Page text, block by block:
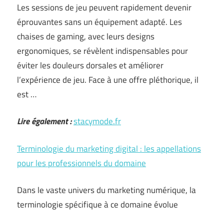
Les sessions de jeu peuvent rapidement devenir
éprouvantes sans un équipement adapté. Les
chaises de gaming, avec leurs designs
ergonomiques, se révèlent indispensables pour
éviter les douleurs dorsales et améliorer
l’expérience de jeu. Face à une offre pléthorique, il
est …
Lire également :stacymode.fr
Terminologie du marketing digital : les appellations
pour les professionnels du domaine
Dans le vaste univers du marketing numérique, la
terminologie spécifique à ce domaine évolue